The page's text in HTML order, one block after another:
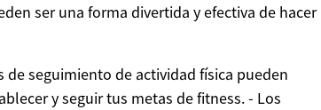
ser una forma divertida y efectiva de hacer
de seguimiento de actividad física pueden
y seguir tus metas de fitness. - Los